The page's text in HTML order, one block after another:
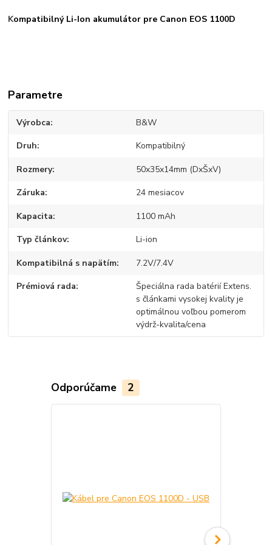
Kompatibilný Li-Ion akumulátor pre Canon EOS 1100D
Parametre
Výrobca B&W
Druh Kompatibilný
Rozmery 50x35x14mm (DxŠxV)
Záruka 24 mesiacov
Kapacita 1100 mAh
Typ článkov Li-ion
Kompatibilná s napätím 7.2V/7.4V
Prémiová rada
Špeciálna rada batérií Extens.
s článkami vysokej kvality je
optimálnou voľbou pomerom
výdrž-kvalita/cena
Odporúčame 2